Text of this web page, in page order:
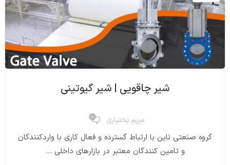
شیر چاقویی | شیر گیوتینی
مریم بختیاری 0
گروه صنعتی ناین با ارتباط گسترده و فعال کاری با واردکنندگان
و تامین کنندگان معتبر در بازارهای داخلی ...